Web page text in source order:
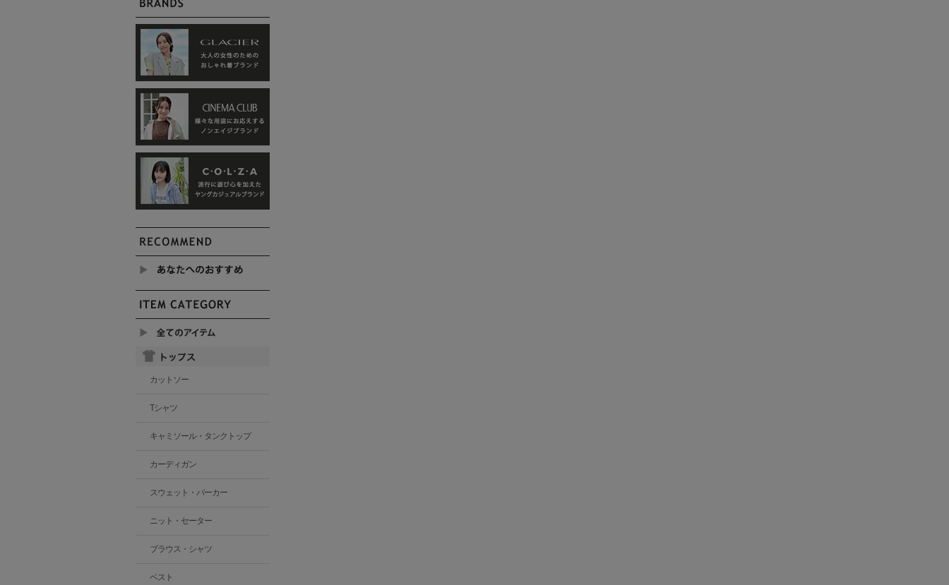
カットソー
Tシャツ
キャミソール・タンクトップ
カーディガン
スウェット・パーカー
ニット・セーター
ブラウス・シャツ
ベスト